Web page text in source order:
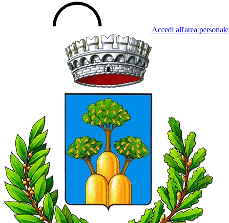
Accedi all'area personale